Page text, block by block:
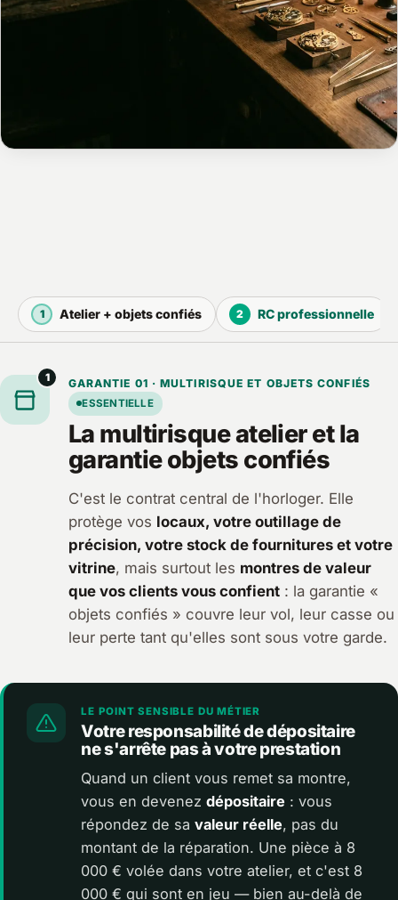
1 GARANTIE 01 · MULTIRISQUE ET OBJETS CONFIÉS
ESSENTIELLE
La multirisque atelier et la
garantie objets confiés
C'est le contrat central de l'horloger. Elle
protège vos locaux, votre outillage de
précision, votre stock de fournitures et votre
vitrine, mais surtout les montres de valeur
que vos clients vous confient: la garantie «
objets confiés » couvre leur vol, leur casse ou
leur perte tant qu'elles sont sous votre garde.
LE POINT SENSIBLE DU MÉTIER
Votre responsabilité de dépositaire
ne s'arrête pas à votre prestation
Quand un client vous remet sa montre,
vous en devenezdépositaire : vous
répondez de savaleur réelle, pas du
montant de la réparation. Une pièce à 8
000 € volée dans votre atelier, et c'est 8
000 € qui sont en jeu — bien au-delà de
1 Atelier + objets confiés 2 RC professionnelle